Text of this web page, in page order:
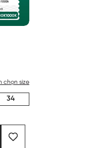
chọn size
34